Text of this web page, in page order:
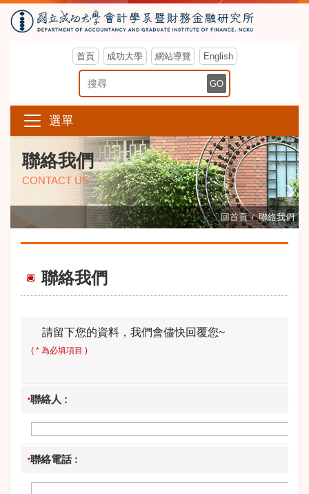
首頁 成功大學 網站導覽 English
搜尋關鍵字 GO
選單
聯絡我們
CONTACT US
回首頁 聯絡我們
聯絡我們
請留下您的資料，我們會儘快回覆您~
( * 為必填項目 )
*聯絡人 :
*聯絡電話 :